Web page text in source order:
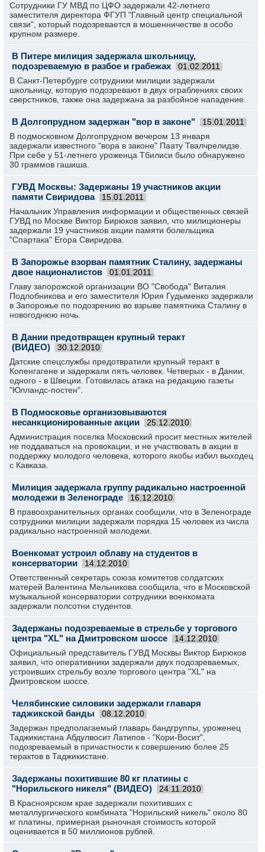
Сотрудники ГУ МВД по ЦФО задержали 42-летнего
заместителя директора ФГУП "Главный центр специальной
связи", который подозревается в мошенничестве в особо
крупном размере.
В Питере милиция задержала школьницу,
подозреваемую в разбое и грабежах
01.02.2011
В Санкт-Петербурге сотрудники милиции задержали
школьницу, которую подозревают в двух ограблениях своих
сверстников, также она задержана за разбойное нападение.
В Долгопрудном задержан "вор в законе" 15.01.2011
В подмосковном Долгопрудном вечером 13 января
задержали известного "вора в законе" Паату Твалчрелидзе.
При себе у 51-летнего уроженца Тбилиси было обнаружено
30 граммов гашиша.
ГУВД Москвы: Задержаны 19 участников акции
памяти Свиридова
15.01.2011
Начальник Управления информации и общественных связей
ГУВД по Москве Виктор Бирюков заявил, что милиционеры
задержали 19 участников акции памяти болельщика
"Спартака" Егора Свиридова.
В Запорожье взорван памятник Сталину, задержаны
двое националистов
01.01.2011
Главу запорожской организации ВО "Свобода" Виталия
Подлобникова и его заместителя Юрия Гудыменко задержали
в Запорожье по подозрению во взрыве памятника Сталину в
новогоднюю ночь.
В Дании предотвращен крупный теракт
(ВИДЕО)
30.12.2010
Датские спецслужбы предотвратили крупный теракт в
Копенгагене и задержали пять человек. Четверых - в Дании,
одного - в Швеции. Готовилась атака на редакцию газеты
"Юлландс-постен".
В Подмосковье организовываются
несанкционированные акции
25.12.2010
Администрация поселка Московский просит местных жителей
не поддаваться на провокации, и не участвовать в акции в
поддержку молодого человека, которого якобы избил выходец
с Кавказа.
Милиция задержала группу радикально настроенной
молодежи в Зеленограде
16.12.2010
В правоохранительных органах сообщили, что в Зеленограде
сотрудники милиции задержали порядка 15 человек из числа
радикально настроенной молодежи.
Военкомат устроил облаву на студентов в
консерватории
14.12.2010
Ответственный секретарь союза комитетов солдатских
матерей Валентина Мельникова сообщила, что в Московской
музыкальной консерватории сотрудники военкомата
задержали полсотни студентов.
Задержаны подозреваемые в стрельбе у торгового
центра "XL" на Дмитровском шоссе
14.12.2010
Официальный представитель ГУВД Москвы Виктор Бирюков
заявил, что оперативники задержали двух подозреваемых,
устроивших стрельбу возле торгового центра "XL" на
Дмитровском шоссе.
Челябинские силовики задержали главаря
таджикской банды
08.12.2010
Задержан предполагаемый главарь бандгруппы, уроженец
Таджикистана Абдулвосит Латипов - "Кори-Восит",
подозреваемый в причастности к совершению более 25
терактов в Таджикистане.
Задержаны похитившие 80 кг платины с
"Норильского никеля" (ВИДЕО)
24.11.2010
В Красноярском крае задержали похитивших с
металлургического комбината "Норильский никель" около 80
кг платины, примерная рыночная стоимость которой
оценивается в 50 миллионов рублей.